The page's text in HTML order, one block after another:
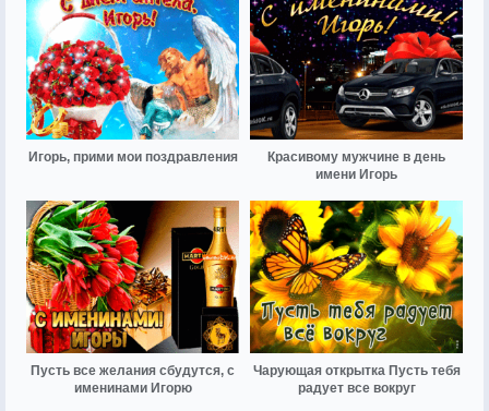
Игорь, прими мои поздравления
Красивому мужчине в день
имени Игорь
Пусть все желания сбудутся, с
именинами Игорю
Чарующая открытка Пусть тебя
радует все вокруг